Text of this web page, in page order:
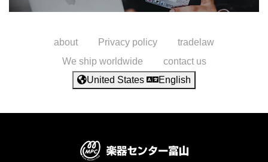
about Privacy policy
tradelaw
We ship worldwide
contact us
United States
English